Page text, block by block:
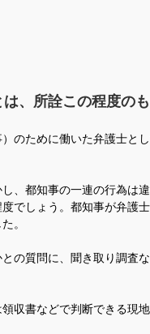
、所詮この程度の
のために働いた弁護士とし
、都知事の一連の行為は違
でしょう。都知事が弁護
。
の質問に、聞き取り調査
収書などで判断できる現